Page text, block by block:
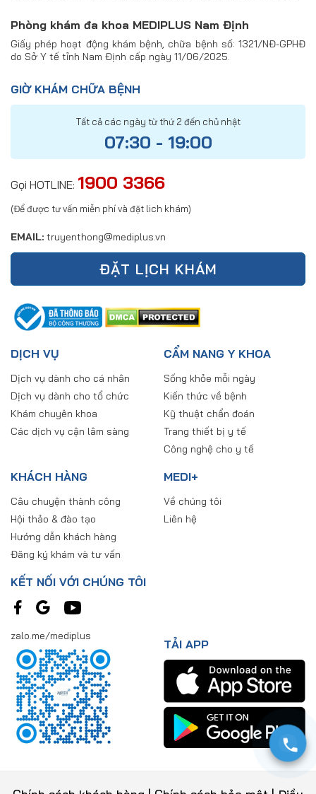
Phòng khám đa khoa MEDIPLUS Nam Định
Giấy phép hoạt động khám bệnh, chữa bệnh số: 1321/NĐ-GPHĐ
do Sở Y tế tỉnh Nam Định cấp ngày 11/06/2025.
GIỜ KHÁM CHỮA BỆNH
Tất cả các ngày từ thứ 2 đến chủ nhật
07:30 - 19:00
Gọi HOTLINE: 1900 3366
(Để được tư vấn miễn phí và đặt lich khám)
EMAIL: truyenthong@mediplus.vn
ĐẶT LỊCH KHÁM
DỊCH VỤ
Dịch vụ dành cho cá nhân
Dịch vụ dành cho tổ chức
Khám chuyên khoa
Các dịch vụ cận lâm sàng
CẨM NANG Y KHOA
Sống khỏe mỗi ngày
Kiến thức về bệnh
Kỹ thuật chẩn đoán
Trang thiết bị y tế
Công nghệ cho y tế
KHÁCH HÀNG
Câu chuyện thành công
Hội thảo & đào tạo
Hướng dẫn khách hàng
Đăng ký khám và tư vấn
MEDI+
Về chúng tôi
Liên hệ
KẾT NỐI VỚI CHÚNG TÔI
zalo.me/mediplus
TẢI APP